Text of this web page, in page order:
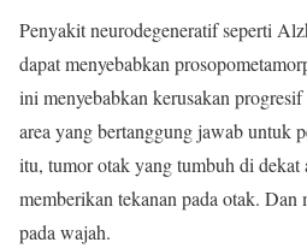
Penyakit neurodegeneratif seperti
dapat menyebabkan
ini menyebabkan kerusakan
area yang bertanggung jawab untuk
itu, tumor otak yang tumbuh di dekat
memberikan tekanan pada otak. Dan
pada wajah.